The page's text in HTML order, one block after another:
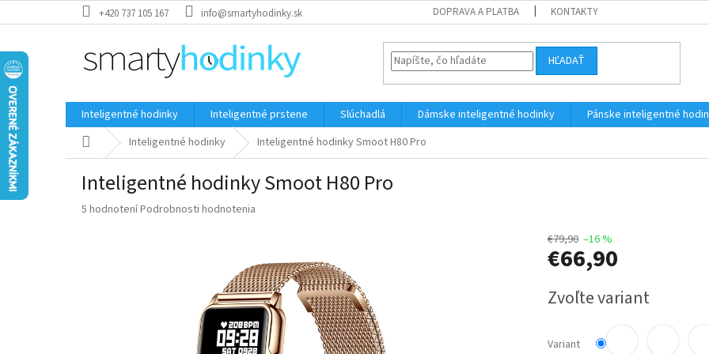
na
+420 737 105 167 info@smartyhodinky.sk DOPRAVA A PLATBA KONTAKTY
HĽADAŤ
Inteligentné hodinky Inteligentné prstene Slúchadlá Dámske inteligentné hodinky Pánske inteligentné
DomovInteligentné hodinky Inteligentné hodinky Smoot H80 Pro
Inteligentné hodinky Smoot H80 Pro
Priemerné
5 hodnoteníPodrobnosti hodnotenia
€79,90 –16 %
€66,90
cena:
Zvoľte variant
Variant